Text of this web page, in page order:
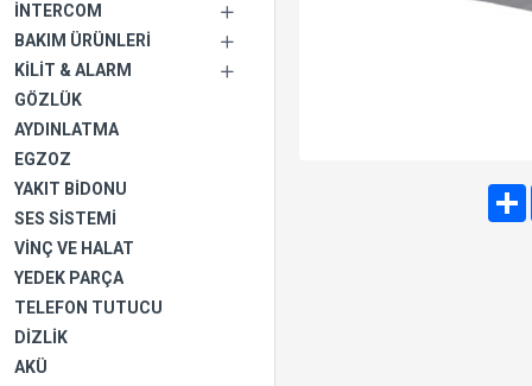
İNTERCOM
BAKIM ÜRÜNLERI
KILIT & ALARM
GÖZLÜK
AYDINLATMA
EGZOZ
YAKIT BIDONU
SES SISTEMI
VINÇ VE HALAT
YEDEK PARÇA
TELEFON TUTUCU
DIZLIK
AKÜ